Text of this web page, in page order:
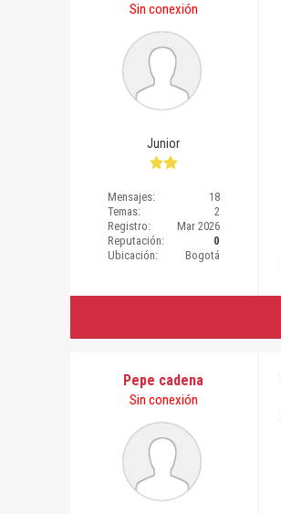
Sin conexión
Junior
Mensajes:
18
Temas:
2
Registro:
Mar 2026
Reputación:
0
Ubicación:
Bogotá
Pepe cadena
Sin conexión